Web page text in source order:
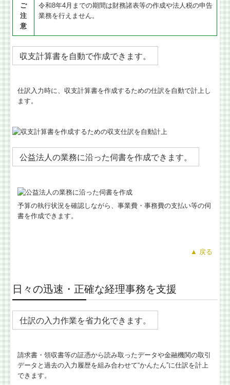
ご
注
意
令和8年4月までの期間は財務諸表等の作成や法人税の申告
業務を行えません。
収支計算書を自動で作成できます。
仕訳入力時に、収支計算書を作成するための仕訳を自動で計上し
ます。
公益法人の業務に沿った伺書を作成できます。
予算の執行状況を確認しながら、事業費・事務費の支払い等の伺
書を作成できます。
▲ 戻る
日々の迅速・正確な経理事務を支援
仕訳の入力作業を省力化できます。
請求書・領収書等の証憑から読み取ったデータや金融機関の取引
データと過去の入力履歴を組み合わせて“かんたん”に仕訳を計上
できます。